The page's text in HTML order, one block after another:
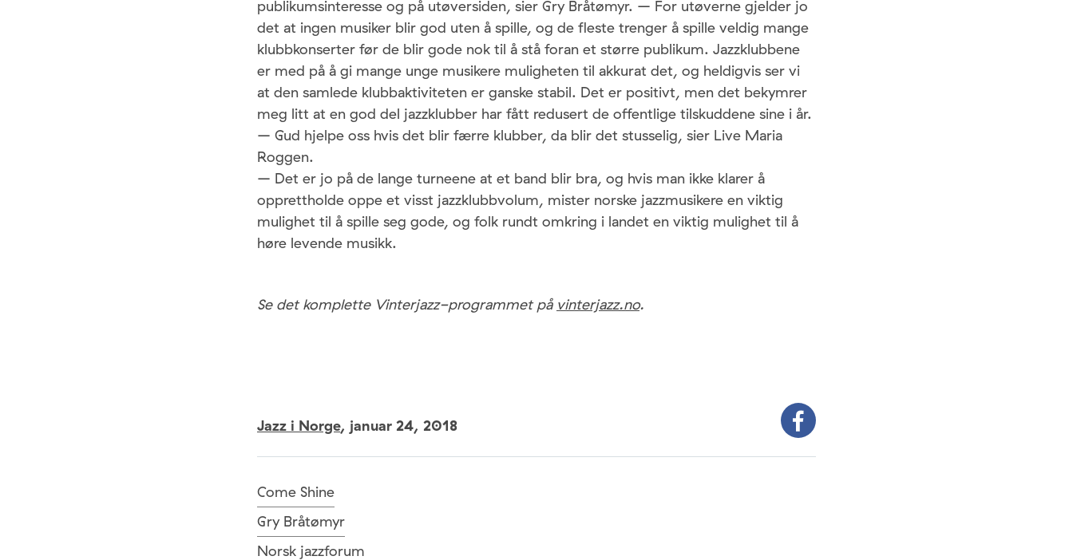
publikumsinteresse og på utøversiden, sier Gry Bråtømyr. – For utøverne gjelder jo
det at ingen musiker blir god uten å spille, og de fleste trenger å spille veldig mange
klubbkonserter før de blir gode nok til å stå foran et større publikum. Jazzklubbene
er med på å gi mange unge musikere muligheten til akkurat det, og heldigvis ser vi
at den samlede klubbaktiviteten er ganske stabil. Det er positivt, men det bekymrer
meg litt at en god del jazzklubber har fått redusert de offentlige tilskuddene sine i år.
– Gud hjelpe oss hvis det blir færre klubber, da blir det stusselig, sier Live Maria
Roggen.
– Det er jo på de lange turneene at et band blir bra, og hvis man ikke klarer å
opprettholde oppe et visst jazzklubbvolum, mister norske jazzmusikere en viktig
mulighet til å spille seg gode, og folk rundt omkring i landet en viktig mulighet til å
høre levende musikk.
Se det komplette Vinterjazz-programmet på vinterjazz.no.
Jazz i Norge, januar 24, 2018
Come Shine
Gry Bråtømyr
Norsk jazzforum